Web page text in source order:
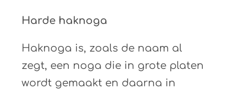
Harde haknoga
Haknoga is, zoals de naam al
zegt, een noga die in grote platen
wordt gemaakt en daarna in